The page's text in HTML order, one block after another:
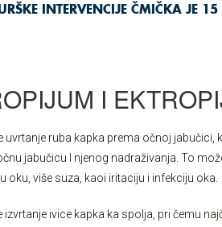
INTERVENCIJE ČMIČKA JE
I
uvrtanje ruba kapka prema očnoj jabučici,
jabučicu I njenog nadraživanja. To
oku, više suza, kaoi iritaciju i infekciju oka.
izvrtanje ivice kapka ka spolja, pri čemu